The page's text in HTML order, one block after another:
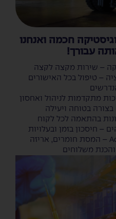
חכמה ואנחנו
עבורך!
– שירות מקצה לקצה
– טיפול בכל האישורים
מתקדמות לניהול ואחסון
בצורה בטוחה ויעילה
בהתאמה לכל לקוח
– חיסכון בזמן ובעלויות
שירותי Added Value – המסת חומרים, אריזה
משלוחים